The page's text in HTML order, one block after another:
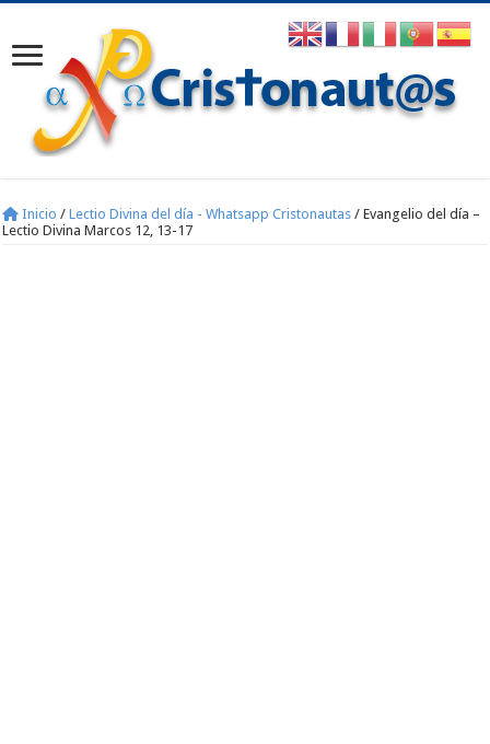
Inicio / Lectio Divina del día - Whatsapp Cristonautas / Evangelio del día –
Lectio Divina Marcos 12, 13-17